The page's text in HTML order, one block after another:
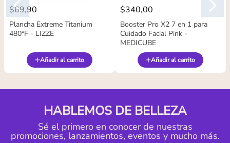
$69,90
Plancha Extreme Titanium
480°F - LIZZE
Añadir al carrito
$340,00
Booster Pro X2 7 en 1 para
Cuidado Facial Pink -
MEDICUBE
Añadir al carrito
HABLEMOS DE BELLEZA
Sé el primero en conocer de nuestras
promociones, lanzamientos, eventos y mucho más.